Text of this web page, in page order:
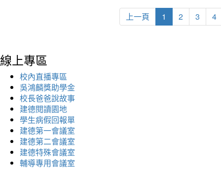
上一頁 1 2 3 4
線上專區
校內直播專區
吳鴻麟獎助學金
校長爸爸說故事
建德閱讀園地
學生病假回報單
建德第一會議室
建德第二會議室
建德特殊會議室
輔導專用會議室